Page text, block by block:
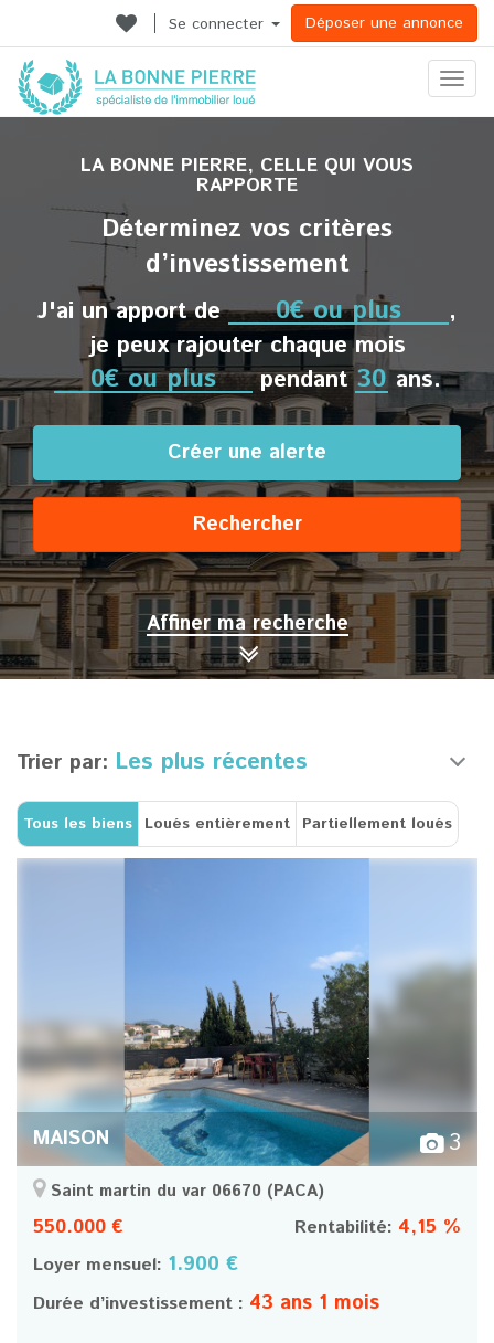
Déposer une annonce
Se connecter
Ouvrir
le
LA BONNE PIERRE, CELLE QUI VOUS
RAPPORTE
Déterminez vos critères
d’investissement
J'ai un apport de
,
je peux rajouter chaque mois
pendant
ans.
Créer une alerte
Rechercher
Affiner ma recherche
Trier par: Les plus récentes
Tous les biens Loués entièrement Partiellement loués
MAISON 3
Saint martin du var 06670 (PACA)
550.000 € Rentabilité: 4,15 %
Loyer mensuel: 1.900 €
Durée d’investissement : 43 ans 1 mois